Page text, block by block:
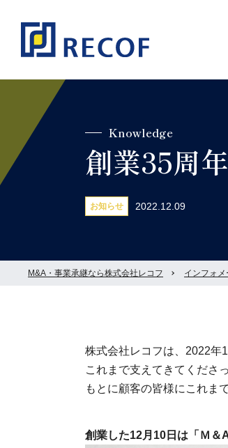
Knowledge
創業35周
お知らせ 2022.12.09
M&A・事業承継なら株式会社レコフ インフォメ
株式会社レコフは、2022年
これまで支えてきてくださ
もとに顧客の皆様にこれま
創業した12月10日は「Ｍ＆A